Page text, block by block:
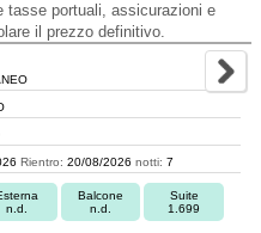
tasse portuali, assicurazioni e
il prezzo definitivo.
Rientro: 20/08/2026 notti: 7
n.d.
Balcone
n.d.
Suite
1.699